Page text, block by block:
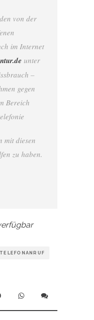
von der
im Internet
unter
–
gegen
Bereich
mit diesen
zu haben.
TELEFONANRUF